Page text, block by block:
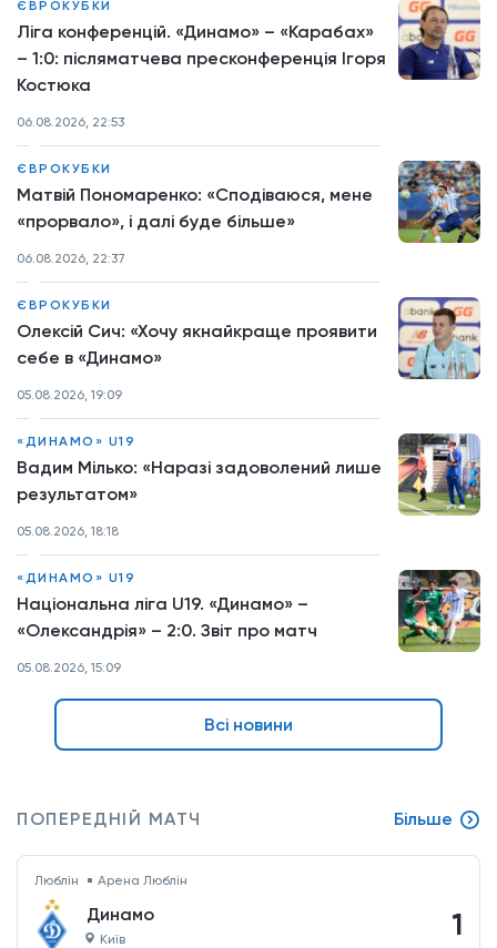
ЄВРОКУБКИ
Ліга конференцій. «Динамо» – «Карабах»
– 1:0: післяматчева пресконференція Ігоря
Костюка
06.08.2026, 22:53
ЄВРОКУБКИ
Матвій Пономаренко: «Сподіваюся, мене
«прорвало», і далі буде більше»
06.08.2026, 22:37
ЄВРОКУБКИ
Олексій Сич: «Хочу якнайкраще проявити
себе в «Динамо»
05.08.2026, 19:09
«ДИНАМО» U19
Вадим Мілько: «Наразі задоволений лише
результатом»
05.08.2026, 18:18
«ДИНАМО» U19
Національна ліга U19. «Динамо» –
«Олександрія» – 2:0. Звіт про матч
05.08.2026, 15:09
Всі новини
ПОПЕРЕДНІЙ МАТЧ Більше
Люблін Арена Люблін
Динамо
Київ 1